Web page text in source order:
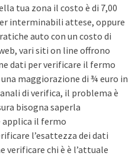
tua zona il costo è di 7,00
interminabili attese, oppure
auto con un costo di
vari siti on line offrono
dati per verificare il fermo
maggiorazione di ¾ euro in
di verifica, il problema è
bisogna saperla
applica il fermo
l’esattezza dei dati
chi è è l’attuale